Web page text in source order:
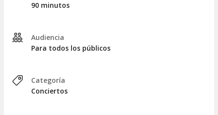
90 minutos
Audiencia
Para todos los públicos
Categoría
Conciertos